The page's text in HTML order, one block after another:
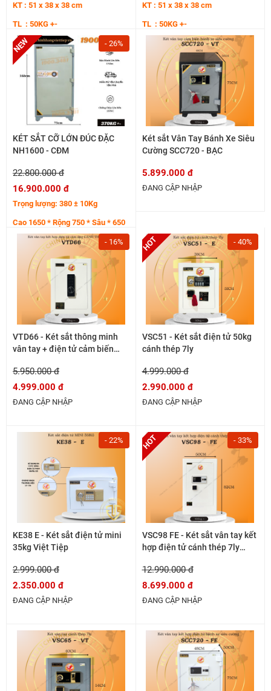
KT : 51 x 38 x 38 cm
TL : 50KG +-
KT : 51 x 38 x 38 cm
TL : 50KG +-
- 26%
KÉT SẮT CỠ LỚN ĐÚC ĐẶC
NH1600 - CĐM
22.800.000 đ
16.900.000 đ
Trọng lượng: 380 ± 10Kg
Cao 1650 * Rộng 750 * Sâu * 650
mm
Két sắt Vân Tay Bánh Xe Siêu
Cường SCC720 - BẠC
5.899.000 đ
ĐANG CẬP NHẬP
- 16%
VTD66 - Két sắt thông minh
vân tay + điện tử cảm biến
5.950.000 đ
4.999.000 đ
ĐANG CẬP NHẬP
- 40%
VSC51 - Két sắt điện tử 50kg
cánh thép 7ly
4.999.000 đ
2.990.000 đ
ĐANG CẬP NHẬP
- 22%
KE38 E - Két sắt điện tử mini
35kg Việt Tiệp
2.999.000 đ
2.350.000 đ
ĐANG CẬP NHẬP
- 33%
VSC98 FE - Két sắt vân tay kết
hợp điện tử cánh thép 7ly
12.990.000 đ
8.699.000 đ
ĐANG CẬP NHẬP